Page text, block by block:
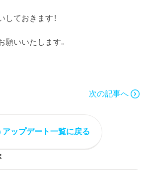
ておきます！
いいたします。
次の記事へ
アップデート一覧に戻る